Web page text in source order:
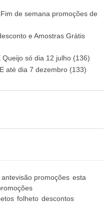
de semana promoções de
e Amostras Grátis
Queijo só dia 12 julho (136)
até dia 7 dezembro (133)
antevisão promoções esta
folheto descontos